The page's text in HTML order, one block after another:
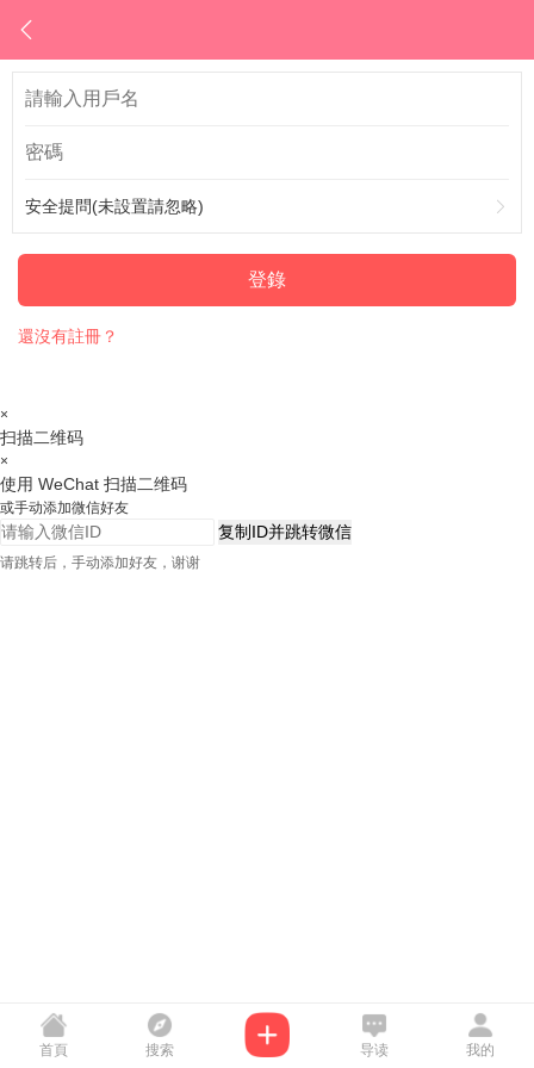
安全提問(未設置請忽略)
登錄
還沒有註冊？
×
扫描二维码
×
使用 WeChat 扫描二维码
或手动添加微信好友
复制ID并跳转微信
请跳转后，手动添加好友，谢谢
首頁 搜索 导读 我的